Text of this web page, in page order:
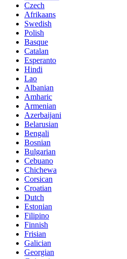
Czech
Afrikaans
Swedish
Polish
Basque
Catalan
Esperanto
Hindi
Lao
Albanian
Amharic
Armenian
Azerbaijani
Belarusian
Bengali
Bosnian
Bulgarian
Cebuano
Chichewa
Corsican
Croatian
Dutch
Estonian
Filipino
Finnish
Frisian
Galician
Georgian